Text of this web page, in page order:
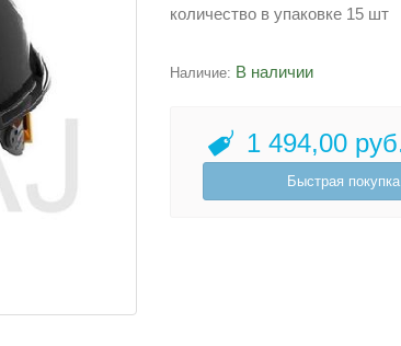
количество в упаковке 15 шт
Наличие: В наличии
1 494,00
Быстрая покупка